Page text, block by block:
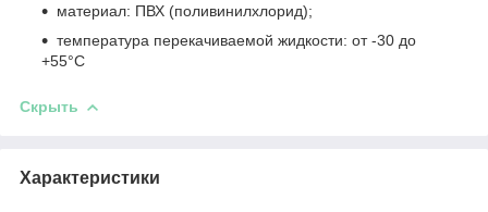
материал: ПВХ (поливинилхлорид);
температура перекачиваемой жидкости: от -30 до
+55°С
Скрыть
Характеристики